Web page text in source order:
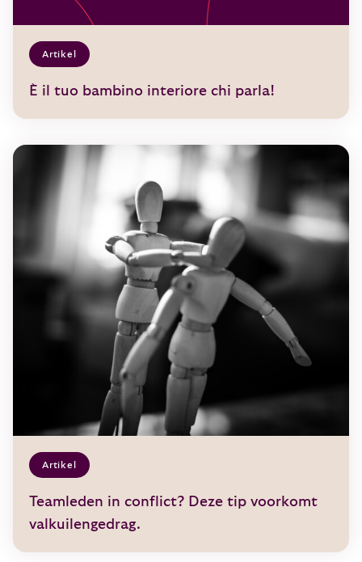
Artikel
È il tuo bambino interiore chi parla!
Artikel
Teamleden in conflict? Deze tip voorkomt
valkuilengedrag.